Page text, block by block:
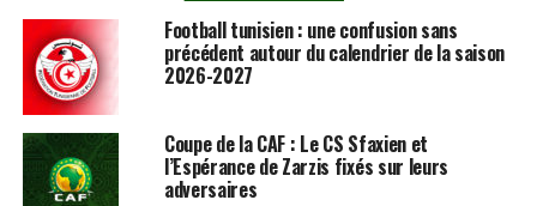
Football tunisien : une confusion sans
précédent autour du calendrier de la saison
2026-2027
Coupe de la CAF : Le CS Sfaxien et
l’Espérance de Zarzis fixés sur leurs
adversaires